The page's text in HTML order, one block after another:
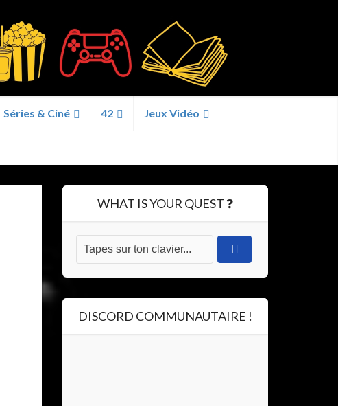
Séries & Ciné 42 Jeux Vidéo
WHAT IS YOUR QUEST ❓
DISCORD COMMUNAUTAIRE !